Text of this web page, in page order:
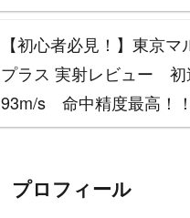
【初心者必見！】東京マ
プラス 実射レビュー 初
93m/s 命中精度最高！！
プロフィール